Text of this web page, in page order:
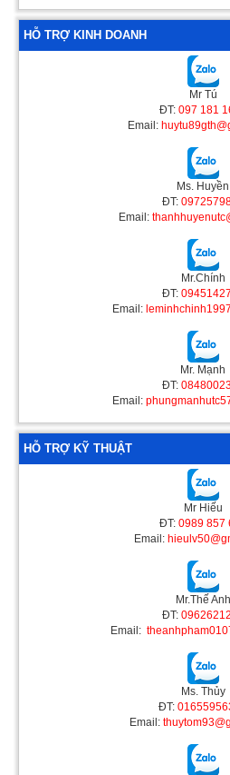
HỖ TRỢ KINH DOANH
Mr Tú
ĐT: 097 181
Email:
Ms. Huyền
ĐT:
Email:
Mr.Chính
ĐT:
Email:
Mr. Mạnh
ĐT:
Email:
HỖ TRỢ KỸ THUẬT
Mr Hiếu
ĐT: 0989 857
Email:
Mr.Thế Anh
ĐT:
Email:
Ms. Thủy
ĐT:
Email: